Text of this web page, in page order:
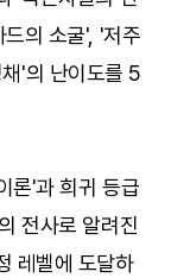
의 소굴', '저주
'의 난이도를 5
론'과 희귀 등급
전사로 알려진
레벨에 도달하